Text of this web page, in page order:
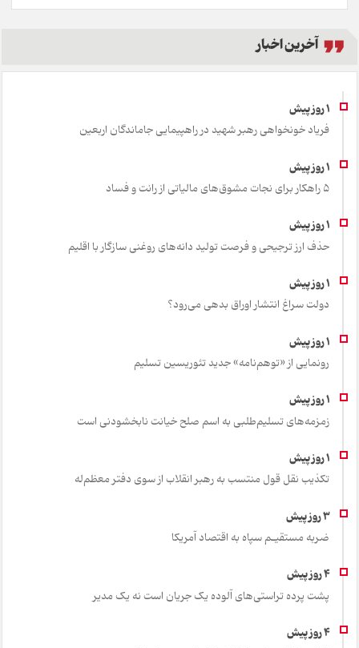
آخرین اخبار
فریاد خونخواهی رهبر شهید در راهپیمایی جاماندگان اربعین
۵ راهکار برای نجات مشوق‌های مالیاتی از رانت و فساد
حذف ارز ترجیحی و فرصت تولید دانه‌های روغنی سازگار با اقلیم
دولت سراغ انتشار اوراق بدهی می‌رود؟
رونمایی از «توهم‌نامه» جدید تئور‌یسین تسلیم
زمزمه‌های تسلیم‌طلبی به اسم صلح خیانت نابخشودنی است
تکذیب نقل قول منتسب به رهبر انقلاب از سوی دفتر معظم‌له
ضربه مستقیـم سپاه به اقتصاد آمر‌یکا
پشت پرده تراستی‌های آلوده یک جریان است نه یک مدیر